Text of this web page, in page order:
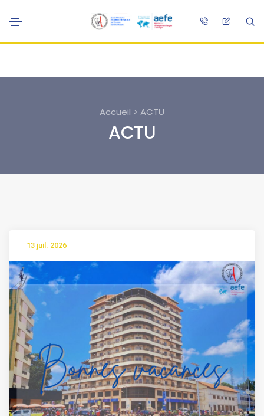
Accueil > ACTU
ACTU
13 juil. 2026